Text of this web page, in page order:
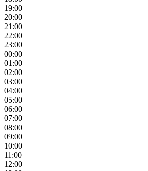
19:00
20:00
21:00
22:00
23:00
00:00
01:00
02:00
03:00
04:00
05:00
06:00
07:00
08:00
09:00
10:00
11:00
12:00